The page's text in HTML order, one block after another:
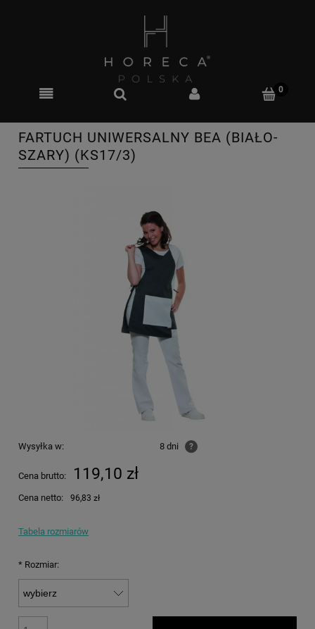
FARTUCH UNIWERSALNY BEA (BIAŁO-
SZARY) (KS17/3)
Wysyłka w: 8 dni ?
Cena brutto: 119,10 zł
Cena netto: 96,83 zł
Tabela rozmiarów
* Rozmiar: